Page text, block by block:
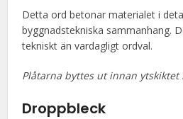
Detta ord betonar materialet i
byggnadstekniska sammanhang.
tekniskt än vardagligt ordval.
Plåtarna byttes ut innan ytskiktet
Droppbleck